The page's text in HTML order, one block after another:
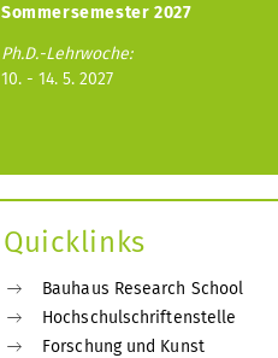
Sommersemester 2027
Ph.D.-Lehrwoche:
10. - 14. 5. 2027
Quicklinks
Bauhaus Research School
Hochschulschriftenstelle
Forschung und Kunst